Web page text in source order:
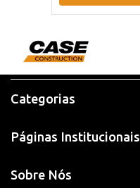
Categorias
Páginas Institucionais
Sobre Nós